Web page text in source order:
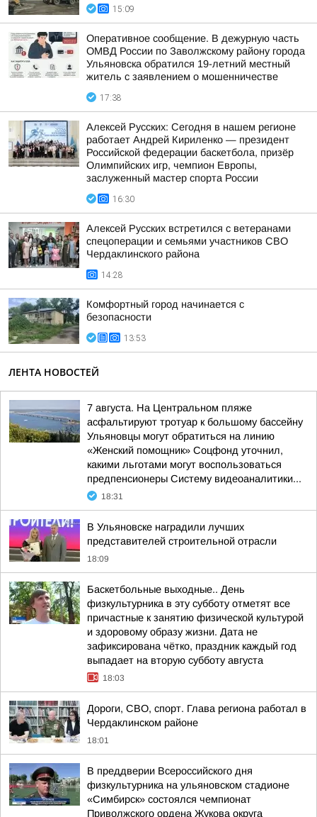
15:09
Оперативное сообщение. В дежурную часть
ОМВД России по Заволжскому району города
Ульяновска обратился 19-летний местный
житель с заявлением о мошенничестве
17:38
Алексей Русских: Сегодня в нашем регионе
работает Андрей Кириленко — президент
Российской федерации баскетбола, призёр
Олимпийских игр, чемпион Европы,
заслуженный мастер спорта России
16:30
Алексей Русских встретился с ветеранами
спецоперации и семьями участников СВО
Чердаклинского района
14:28
Комфортный город начинается с
безопасности
13:53
ЛЕНТА НОВОСТЕЙ
7 августа. На Центральном пляже
асфальтируют тротуар к большому бассейну
Ульяновцы могут обратиться на линию
«Женский помощник» Соцфонд уточнил,
какими льготами могут воспользоваться
предпенсионеры Систему видеоаналитики...
18:31
В Ульяновске наградили лучших
представителей строительной отрасли
18:09
Баскетбольные выходные.. День
физкультурника в эту субботу отметят все
причастные к занятию физической культурой
и здоровому образу жизни. Дата не
зафиксирована чётко, праздник каждый год
выпадает на вторую субботу августа
18:03
Дороги, СВО, спорт. Глава региона работал в
Чердаклинском районе
18:01
В преддверии Всероссийского дня
физкультурника на ульяновском стадионе
«Симбирск» состоялся чемпионат
Приволжского ордена Жукова округа